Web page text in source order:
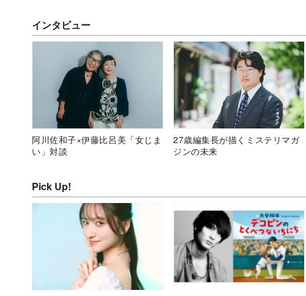
インタビュー
阿川佐和子×伊藤比呂美「女じま
い」対談
27歳編集長が描くミステリマガ
ジンの未来
Pick Up!